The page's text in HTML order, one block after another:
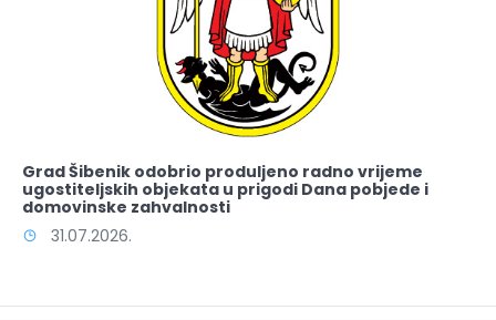
Grad Šibenik odobrio produljeno radno vrijeme
ugostiteljskih objekata u prigodi Dana pobjede i
domovinske zahvalnosti
31.07.2026.